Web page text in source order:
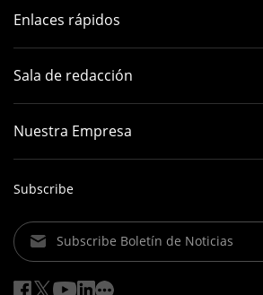
Enlaces rápidos
Sala de redacción
Nuestra Empresa
Subscribe
Subscribe Boletín de Noticias